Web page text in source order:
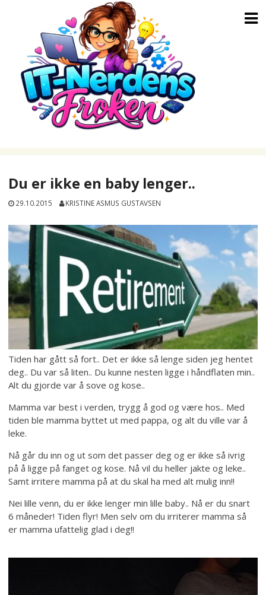
Du er ikke en baby lenger..
29.10.2015 KRISTINE ASMUS GUSTAVSEN
Tiden har gått så fort.. Det er ikke så lenge siden jeg hentet
deg.. Du var så liten.. Du kunne nesten ligge i håndflaten min..
Alt du gjorde var å sove og kose..
Mamma var best i verden, trygg å god og være hos.. Med
tiden ble mamma byttet ut med pappa, og alt du ville var å
leke.
Nå går du inn og ut som det passer deg og er ikke så ivrig
på å ligge på fanget og kose. Nå vil du heller jakte og leke..
Samt irritere mamma på at du skal ha med alt mulig inn!!
Nei lille venn, du er ikke lenger min lille baby.. Nå er du snart
6 måneder! Tiden flyr! Men selv om du irriterer mamma så
er mamma ufattelig glad i deg!!